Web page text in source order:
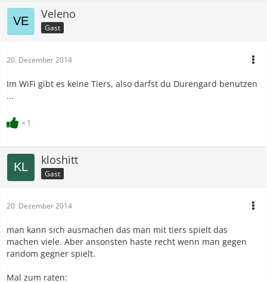
Veleno
Gast
20. Dezember 2014
Im WiFi gibt es keine Tiers, also darfst du Durengard benutzen
...
1
kloshitt
Gast
20. Dezember 2014
man kann sich ausmachen das man mit tiers spielt das
machen viele. Aber ansonsten haste recht wenn man gegen
random gegner spielt.
Mal zum raten: